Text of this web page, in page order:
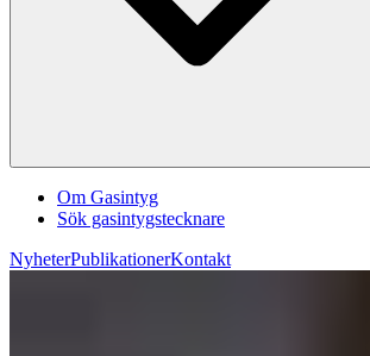
Om Gasintyg
Sök gasintygstecknare
NyheterPublikationerKontakt